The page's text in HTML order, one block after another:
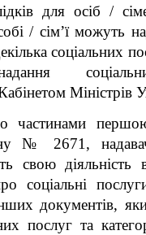
для осіб /
/ сім’ї можуть
соціальних
Міністрів
частинами
№ 2671,
свою діяльність
соціальні
документів,
послуг та